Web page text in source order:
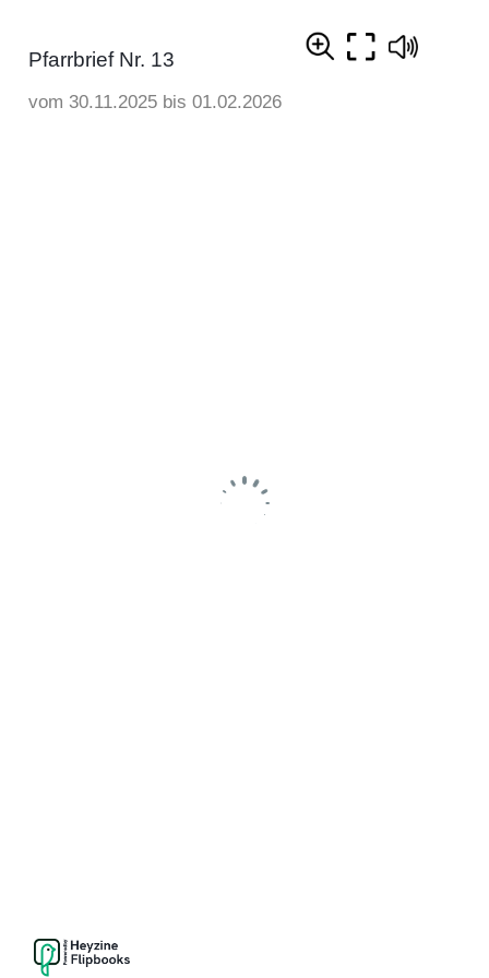
Pfarrbrief Nr. 13
vom 30.11.2025 bis 01.02.2026